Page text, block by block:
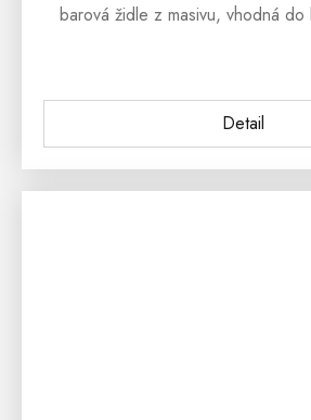
Detail
barová židle z masivu, vhodná do